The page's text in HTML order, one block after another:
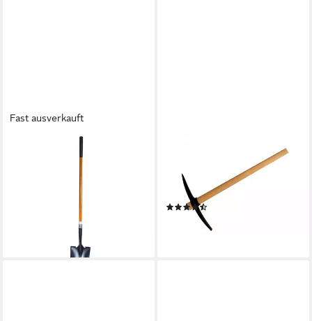
Fast ausverkauft
Schaufel Spatenschaufel 2in1
Amerikanische Form -
Schaufel und Spaten in Einem
45,90 €
lieferbar - in 4-5 Werktagen bei dir
Gartenhacke Spitzhacke
Kreuzhacke Hacke mit Stiel
2,5kg
14,95 €
lieferbar - in 6-7 Werktagen bei dir